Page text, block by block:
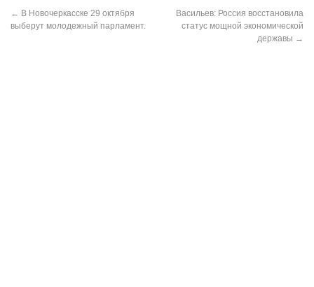
← В Новочеркасске 29 октября
выберут молодежный парламент.
Васильев: Россия восстановила
статус мощной экономической
державы →